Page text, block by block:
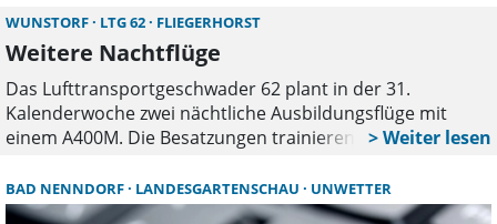
abgestimmte Arbeitsschritte. Genau dieses
Zusammenspiel möchten wir in unserer Serie „Wie geht
das eigentlich?“ einmal näher erklären.
WUNSTORF LTG 62 FLIEGERHORST
Weitere Nachtflüge
Das Lufttransportgeschwader 62 plant in der 31.
Kalenderwoche zwei nächtliche Ausbildungsflüge mit
einem A400M. Die Besatzungen trainieren dabei den
späten Abend- und Nachtstunden rund um den
Fliegerhorst Wunstorf statt.
BAD NENNDORF LANDESGARTENSCHAU UNWETTER